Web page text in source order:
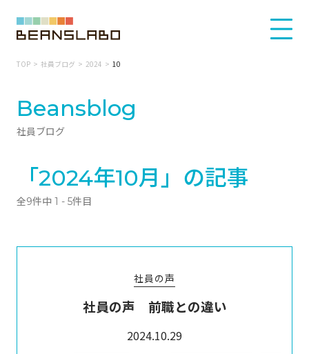
TOP 社員ブログ 2024 10
Beansblog
社員ブログ
「2024年10月」の記事
全9件中 1 - 5件目
社員の声
社員の声 前職との違い
2024.10.29